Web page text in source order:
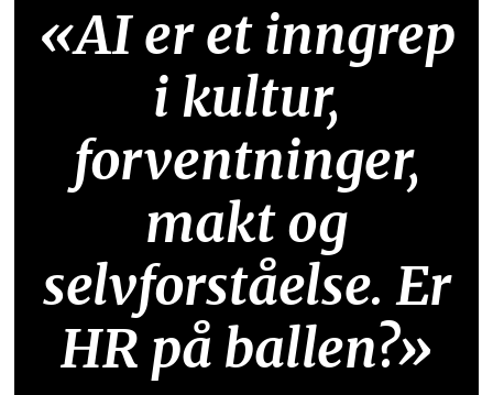
«AI er et inngrep
i kultur,
forventninger,
makt og
selvforståelse. Er
HR på ballen?»